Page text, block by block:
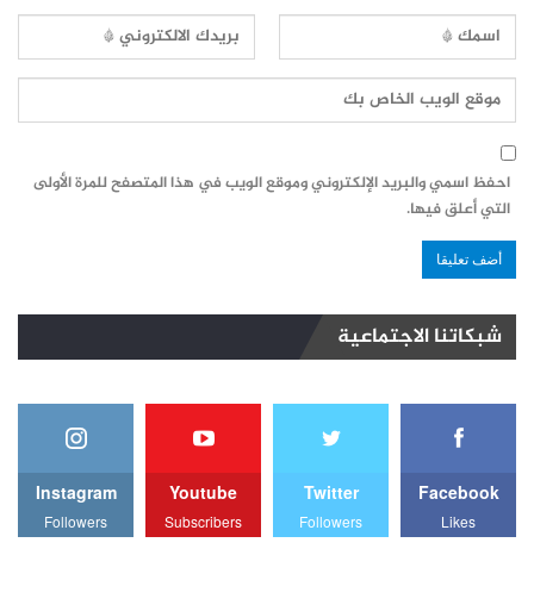
احفظ اسمي والبريد الإلكتروني وموقع الويب في هذا المتصفح للمرة الأولى
التي أعلق فيها.
شبكاتنا الاجتماعية
Facebook
Likes
Twitter
Followers
Youtube
Subscribers
Instagram
Followers